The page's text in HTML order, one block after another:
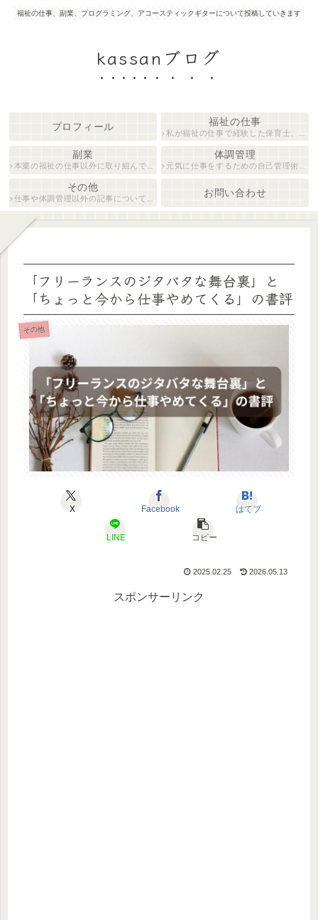
福祉の仕事、副業、プログラミング、アコースティックギターについて投稿していきます
kassanブログ
プロフィール 福祉の仕事
私が福祉の仕事で経験した保育士、障がい者生活支援員について紹介します。
副業
本業の福祉の仕事以外に取り組んでいる仕事について紹介します。
体調管理
元気に仕事をするための自己管理術について説明します。
その他
仕事や体調管理以外の記事について執筆しています。
お問い合わせ
「フリーランスのジタバタな舞台裏」と
「ちょっと今から仕事やめてくる」の書評
その他
X Facebook はてブ
LINE コピー
2025.02.25 2026.05.13
スポンサーリンク